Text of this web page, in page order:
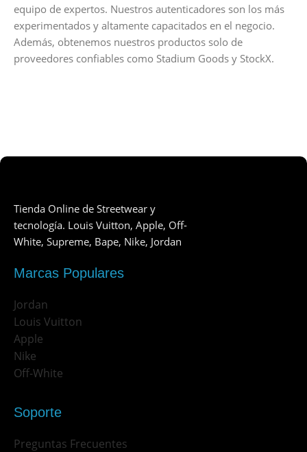
equipo de expertos. Nuestros autenticadores son los más
experimentados y altamente capacitados en el negocio.
Además, obtenemos nuestros productos solo de
proveedores confiables como Stadium Goods y StockX.
Tienda Online de Streetwear y
tecnología. Louis Vuitton, Apple, Off-
White, Supreme, Bape, Nike, Jordan
Marcas Populares
Jordan
Louis Vuitton
Apple
Nike
Off-White
Soporte
Preguntas Frecuentes